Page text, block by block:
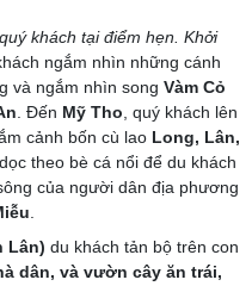
khách tại điểm hẹn. Khởi
ngắm nhìn những cánh
và ngắm nhìn song Vàm Cỏ
. Đến Mỹ Tho , quý khách lên
cảnh bốn cù lao Long, Lân,
theo bè cá nổi để du khách
của người dân địa phương
Lân) du khách tản bộ trên con
dân, và vườn cây ăn trái,